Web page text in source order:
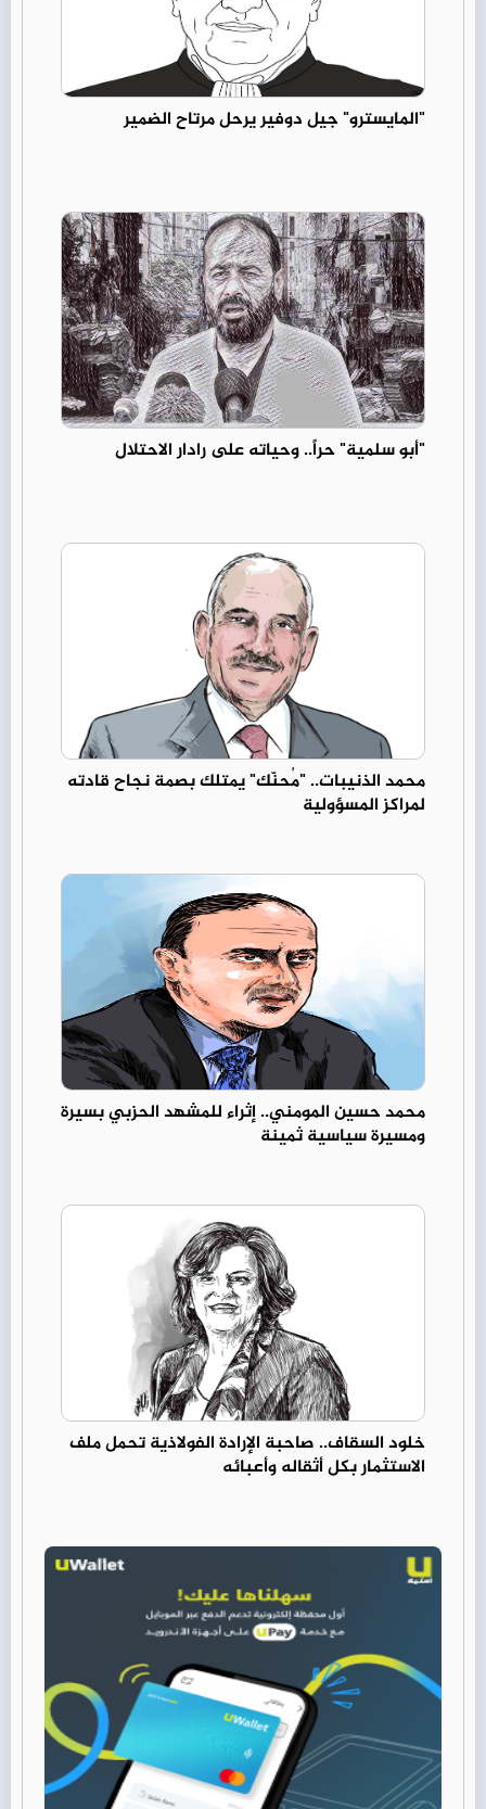
"المايسترو" جيل دوفير يرحل مرتاح الضمير
"أبو سلمية" حراً.. وحياته على رادار الاحتلال
محمد الذنيبات.. "مُحنّك" يمتلك بصمة نجاح قادته
لمراكز المسؤولية
محمد حسين المومني.. إثراء للمشهد الحزبي بسيرة
ومسيرة سياسية ثمينة
خلود السقاف.. صاحبة الإرادة الفولاذية تحمل ملف
الاستثمار بكل أثقاله وأعبائه